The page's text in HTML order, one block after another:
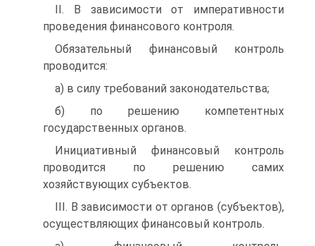
II. В зависимости от императивности
проведения финансового контроля.
Обязательный финансовый контроль
проводится:
а) в силу требований законодательства;
б) по решению компетентных
государственных органов.
Инициативный финансовый контроль
проводится по решению самих
хозяйствующих субъектов.
III. В зависимости от органов (субъектов),
осуществляющих финансовый контроль.